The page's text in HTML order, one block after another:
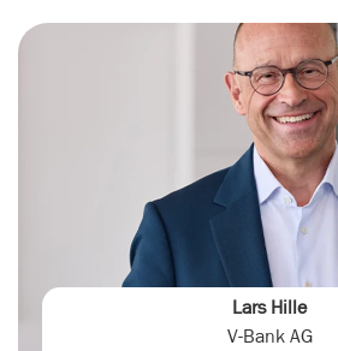
Lars Hille
V-Bank AG